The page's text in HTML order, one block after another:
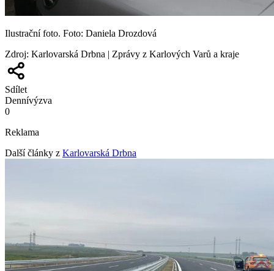
Ilustrační foto. Foto: Daniela Drozdová
Zdroj: Karlovarská Drbna | Zprávy z Karlových Varů a kraje
Sdílet
Dennívýzva
0
Reklama
Další články z Karlovarská Drbna